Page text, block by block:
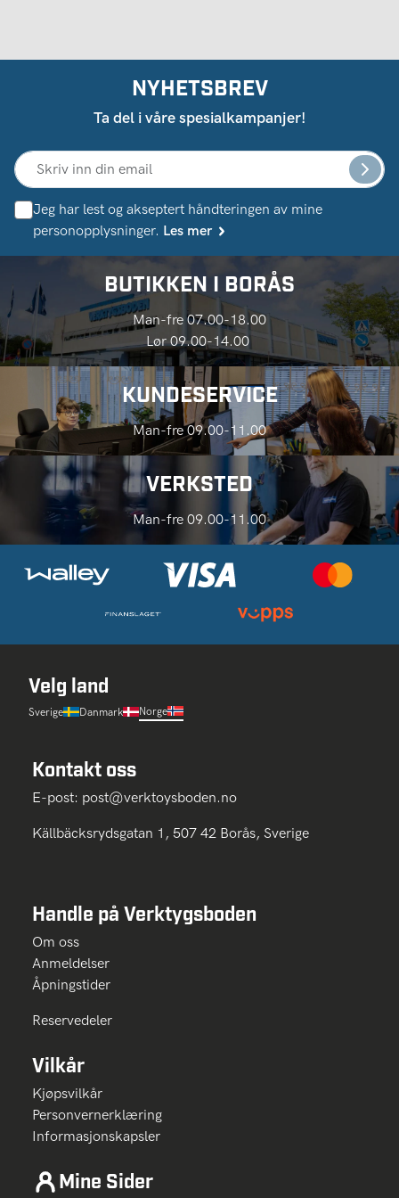
NYHETSBREV
Ta del i våre spesialkampanjer!
Jeg har lest og akseptert håndteringen av mine
personopplysninger. Les mer
BUTIKKEN I BORÅS
Man-fre 07.00-18.00
Lør 09.00-14.00
KUNDESERVICE
Man-fre 09.00-11.00
VERKSTED
Man-fre 09.00-11.00
Velg land
Sverige Danmark Norge
Kontakt oss
E-post: post@verktoysboden.no
Källbäcksrydsgatan 1, 507 42 Borås, Sverige
Handle på Verktygsboden
Om oss
Anmeldelser
Åpningstider
Reservedeler
Vilkår
Kjøpsvilkår
Personvernerklæring
Informasjonskapsler
Mine Sider